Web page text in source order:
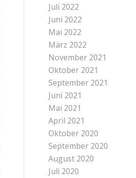
Juli 2022
Juni 2022
Mai 2022
März 2022
November 2021
Oktober 2021
September 2021
Juni 2021
Mai 2021
April 2021
Oktober 2020
September 2020
August 2020
Juli 2020